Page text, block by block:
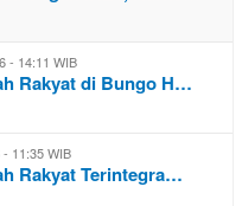
- 14:11 WIB
Rakyat di Bungo H…
11:35 WIB
Rakyat Terintegra…